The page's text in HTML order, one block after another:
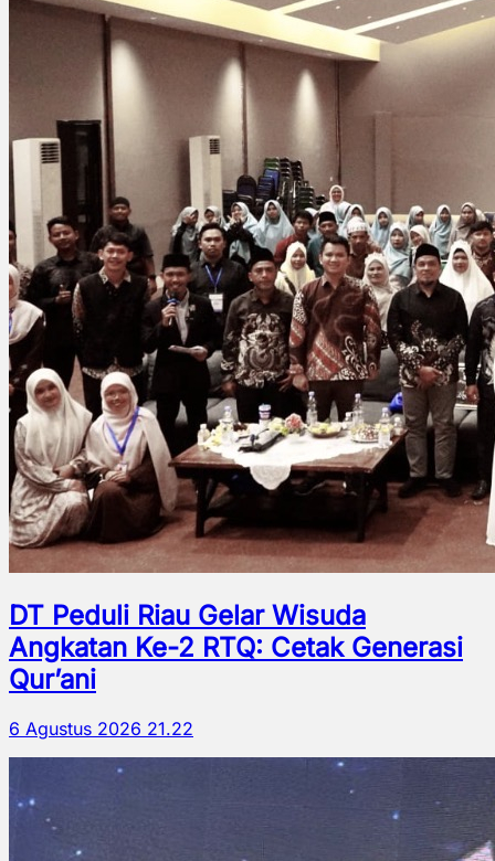
DT Peduli Riau Gelar Wisuda
Angkatan Ke-2 RTQ: Cetak Generasi
Qur’ani
6 Agustus 2026 21.22